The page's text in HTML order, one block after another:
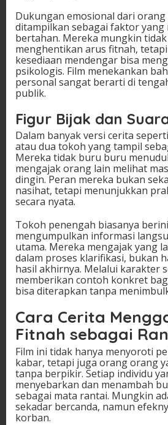
Dukungan emosional dari
ditampilkan sebagai faktor
bertahan. Mereka mungkin
menghentikan arus fitnah,
kesediaan mendengar bisa
psikologis. Film menekankan
personal sangat berarti di
publik.
Figur Bijak dan
Dalam banyak versi cerita
atau dua tokoh yang tampil
Mereka tidak buru buru
mengajak orang lain melihat
dingin. Peran mereka bukan
nasihat, tetapi menunjukkan
secara nyata.
Tokoh penengah biasanya
mengumpulkan informasi
utama. Mereka mengajak yang
dalam proses klarifikasi, bukan
hasil akhirnya. Melalui karakter
memberikan contoh konkret
bisa diterapkan tanpa
Cara Cerita
Fitnah sebagai
Film ini tidak hanya menyoroti
kabar, tetapi juga orang orang
tanpa berpikir. Setiap individu
menyebarkan dan menambah
sebagai mata rantai. Mungkin
sekadar bercanda, namun
korban.